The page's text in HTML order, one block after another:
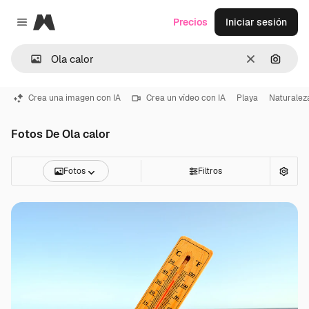
Close menu
Magnific
Borrar
Precios Iniciar sesión
Crea una imagen con IA Crea un vídeo con IA Playa
Fotos De Ola calor
Fotos Filtros